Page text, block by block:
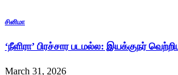
சினிமா
‘நீளிரா’ பிரச்சார படமல்ல: இயக்குநர்
March 31, 2026